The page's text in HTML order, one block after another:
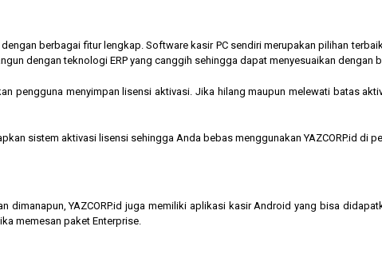
berbagai fitur lengkap. Software kasir PC sendiri merupakan pilihan
dengan teknologi ERP yang canggih sehingga dapat menyesuaikan dengan
pengguna menyimpan lisensi aktivasi. Jika hilang maupun melewati batas
sistem aktivasi lisensi sehingga Anda bebas menggunakan YAZCORP.id di
YAZCORP.id juga memiliki aplikasi kasir Android yang bisa
memesan paket Enterprise.